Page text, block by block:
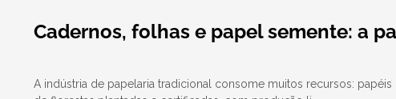
Cadernos, folhas e papel semente: a
A indústria de papelaria tradicional consome muitos recursos: